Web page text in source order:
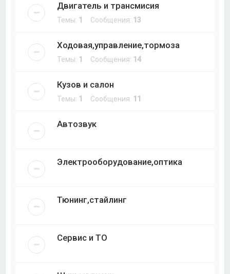
Двигатель и трансмисия
Темы: 1 Сообщения: 13
Ходовая,управление,тормоза
Темы: 1 Сообщения: 14
Кузов и салон
Темы: 1 Сообщения: 11
Автозвук
Электрооборудование,оптика
Тюнинг,стайлинг
Сервис и ТО